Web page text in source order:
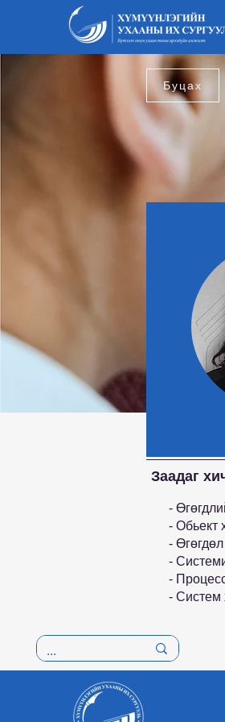
Буцах
Заадаг
-
- Обьект
-
-
-
- Систем